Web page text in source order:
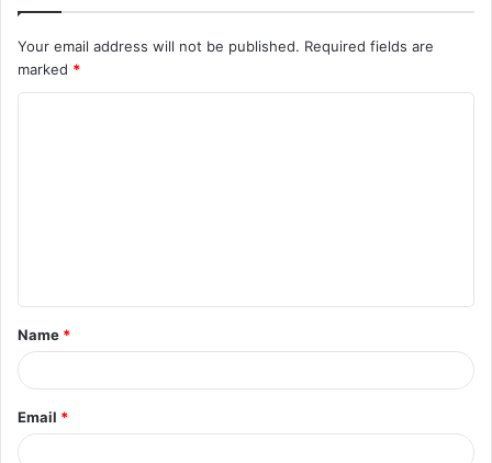
Your email address will not be published. Required fields are
marked *
t
*
Name *
Email *